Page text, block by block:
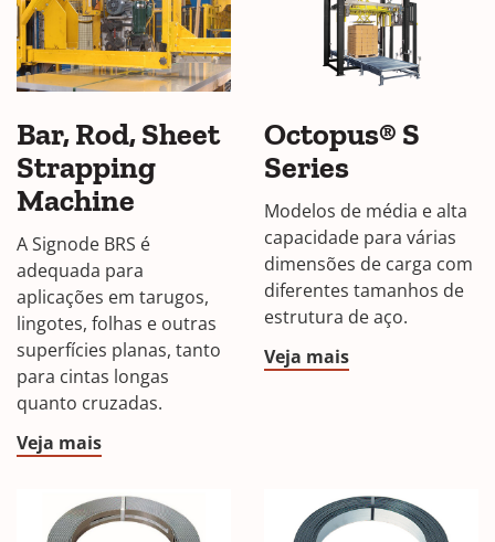
Bar, Rod, Sheet
Strapping
Machine
A Signode BRS é
adequada para
aplicações em tarugos,
lingotes, folhas e outras
superfícies planas, tanto
para cintas longas
quanto cruzadas.
Veja mais
Octopus® S
Series
Modelos de média e alta
capacidade para várias
dimensões de carga com
diferentes tamanhos de
estrutura de aço.
Veja mais